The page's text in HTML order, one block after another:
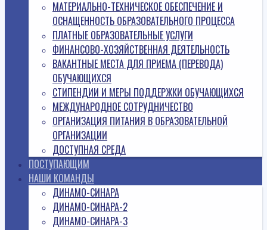
МАТЕРИАЛЬНО-ТЕХНИЧЕСКОЕ ОБЕСПЕЧЕНИЕ И
ОСНАЩЕННОСТЬ ОБРАЗОВАТЕЛЬНОГО ПРОЦЕССА
ПЛАТНЫЕ ОБРАЗОВАТЕЛЬНЫЕ УСЛУГИ
ФИНАНСОВО-ХОЗЯЙСТВЕННАЯ ДЕЯТЕЛЬНОСТЬ
ВАКАНТНЫЕ МЕСТА ДЛЯ ПРИЕМА (ПЕРЕВОДА)
ОБУЧАЮЩИХСЯ
СТИПЕНДИИ И МЕРЫ ПОДДЕРЖКИ ОБУЧАЮЩИХСЯ
МЕЖДУНАРОДНОЕ СОТРУДНИЧЕСТВО
ОРГАНИЗАЦИЯ ПИТАНИЯ В ОБРАЗОВАТЕЛЬНОЙ
ОРГАНИЗАЦИИ
ДОСТУПНАЯ СРЕДА
ПОСТУПАЮЩИМ
НАШИ КОМАНДЫ
ДИНАМО-СИНАРА
ДИНАМО-СИНАРА-2
ДИНАМО-СИНАРА-3